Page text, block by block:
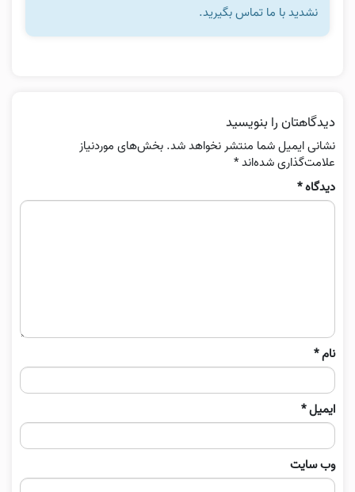
نشدید با ما تماس بگیرید.
دیدگاهتان را بنویسید
نشانی ایمیل شما منتشر نخواهد شد. بخش‌های موردنیاز
علامت‌گذاری شده‌اند*
دیدگاه*
نام*
ایمیل*
وب‌ سایت